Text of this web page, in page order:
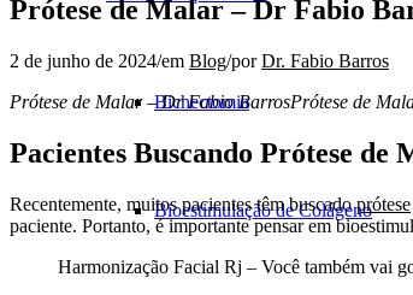
Bichectomia
Bioestimulação de Colágeno
Prótese de Malar – Dr Fabio
2 de junho de 2024/em Blog/porDr. Fabio Barros
Prótese de Malar – Dr Fabio BarrosPrótese de
Pacientes Buscando Prótese de
Recentemente, muitos pacientes têm buscadoprótese
paciente. Portanto, é importante pensar em
Harmonização Facial Rj – Você também vai